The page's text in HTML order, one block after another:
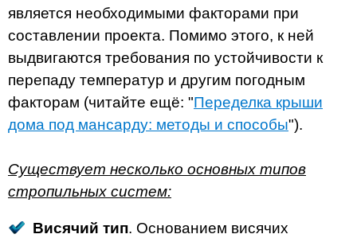
является необходимыми факторами при
составлении проекта. Помимо этого, к ней
выдвигаются требования по устойчивости к
перепаду температур и другим погодным
факторам (читайте ещё: "Переделка крыши
дома под мансарду: методы и способы").
Существует несколько основных типов
стропильных систем:
Висячий тип. Основанием висячих